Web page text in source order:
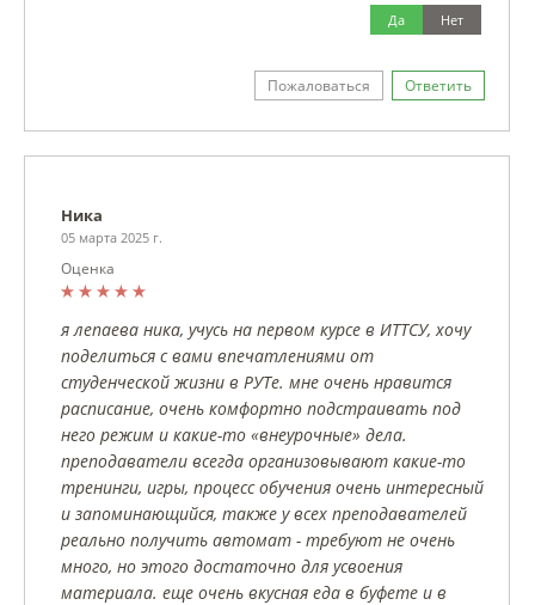
Нет
Да
Пожаловаться Ответить
Ника
05 марта 2025 г.
Оценка
я лепаева ника, учусь на первом курсе в ИТТСУ, хочу
поделиться с вами впечатлениями от
студенческой жизни в РУТе. мне очень нравится
расписание, очень комфортно подстраивать под
него режим и какие-то «внеурочные» дела.
преподаватели всегда организовывают какие-то
тренинги, игры, процесс обучения очень интересный
и запоминающийся, также у всех преподавателей
реально получить автомат - требуют не очень
много, но этого достаточно для усвоения
материала. еще очень вкусная еда в буфете и в